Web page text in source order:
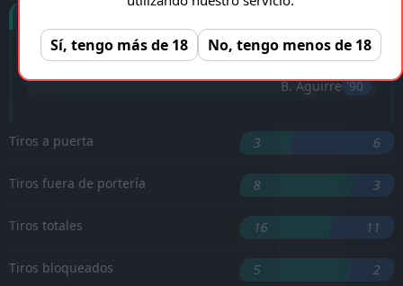
Ricardo Mathias '45 ︎
B. Aguirre '90 ︎
Tiros a puerta 3 6
Tiros fuera de portería 8 3
Tiros totales 16 11
Tiros bloqueados 5 2
Sí, tengo más de 18 No, tengo menos de 18